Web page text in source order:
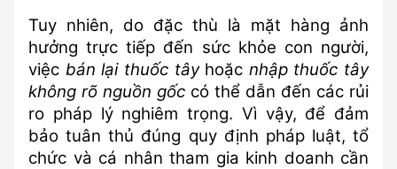
Chính sách hệ thống
Miễn trừ trách nhiệm
Tuy nhiên, do đặc thù là mặt hàng ảnh
hưởng trực tiếp đến sức khỏe con người,
việc bán lại thuốc tây hoặc nhập thuốc tây
không rõ nguồn gốc có thể dẫn đến các rủi
ro pháp lý nghiêm trọng. Vì vậy, để đảm
bảo tuân thủ đúng quy định pháp luật, tổ
chức và cá nhân tham gia kinh doanh cần